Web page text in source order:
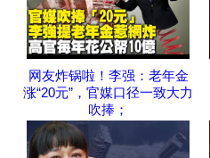
网友炸锅啦！李强：老年金
涨“20元”，官媒口径一致大力
吹捧；